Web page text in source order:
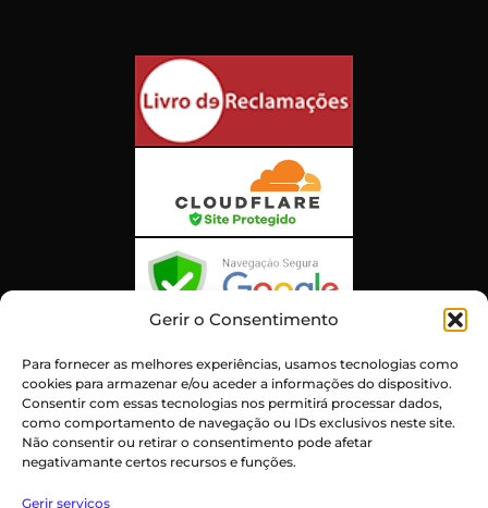
Gerir o Consentimento
Para fornecer as melhores experiências, usamos tecnologias como
cookies para armazenar e/ou aceder a informações do dispositivo.
Consentir com essas tecnologias nos permitirá processar dados,
como comportamento de navegação ou IDs exclusivos neste site.
Não consentir ou retirar o consentimento pode afetar
negativamante certos recursos e funções.
Gerir serviços
Atendimento ao Cliente Excepcional
Certificado:Trustindex
Unfortunately, the 7-day trial period has